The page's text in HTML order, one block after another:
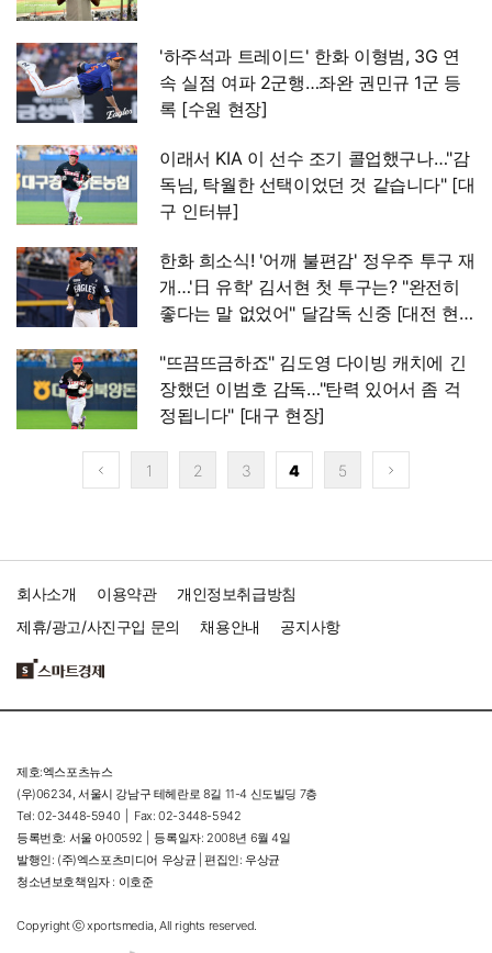
'하주석과 트레이드' 한화 이형범, 3G 연
속 실점 여파 2군행…좌완 권민규 1군 등
록 [수원 현장]
이래서 KIA 이 선수 조기 콜업했구나…"감
독님, 탁월한 선택이었던 것 같습니다" [대
구 인터뷰]
한화 희소식! '어깨 불편감' 정우주 투구 재
개…'日 유학' 김서현 첫 투구는? "완전히
좋다는 말 없었어" 달감독 신중 [대전 현
"뜨끔뜨금하죠" 김도영 다이빙 캐치에 긴
장했던 이범호 감독…"탄력 있어서 좀 걱
정됩니다" [대구 현장]
1 2 3 4 5
회사소개 이용약관
개인정보취급방침
제휴/광고/사진구입 문의
채용안내 공지사항
제호:엑스포츠뉴스
(우)06234, 서울시 강남구 테헤란로 8길 11-4 신도빌딩 7층
Tel: 02-3448-5940 |
Fax: 02-3448-5942
등록번호: 서울 아00592 |
등록일자: 2008년 6월 4일
발행인: (주)엑스포츠미디어 우상균 | 편집인: 우상균
청소년보호책임자 : 이호준
Copyright ⓒ xportsmedia, All rights reserved.